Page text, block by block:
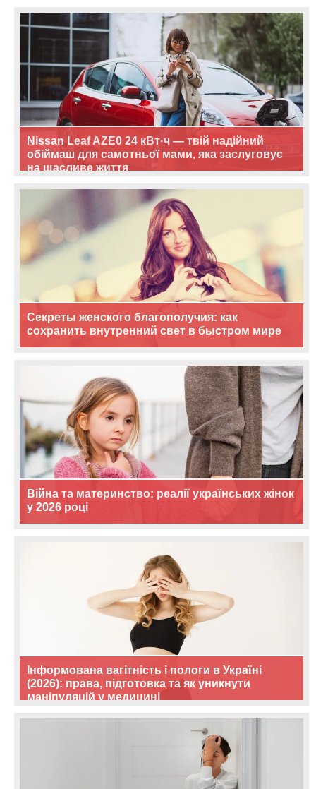
Nissan Leaf AZE0 24 кВт·ч — твій надійний
обіймаш для самотньої мами, яка заслуговує
на щасливе життя
Секреты женского благополучия: как
сохранить внутренний свет в быстром мире
Війна та материнство: реалії українських жінок
у 2026 році
Інформована вагітність і пологи в Україні
(2026): права, підготовка та як уникнути
маніпуляцій у медицині